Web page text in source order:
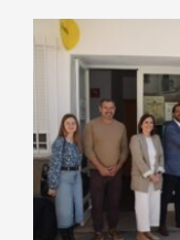
imagen
grande